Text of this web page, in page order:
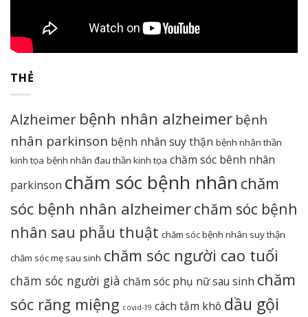
THẺ
Alzheimer bệnh nhân alzheimer bệnh
nhân parkinson bệnh nhân suy thận bệnh nhân thần
kinh tọa bệnh nhân đau thần kinh tọa chăm sóc bênh nhân
parkinson chăm sóc bệnh nhân chăm
sóc bệnh nhân alzheimerchăm sóc bệnh
nhân sau phẫu thuật chăm sóc bệnh nhân suy thận
chăm sóc mẹ sau sinh chăm sóc người cao tuổi
chăm sóc người già chăm sóc phụ nữ sau sinh chăm
sóc răng miệng covid-19 cách tắm khô dầu gội